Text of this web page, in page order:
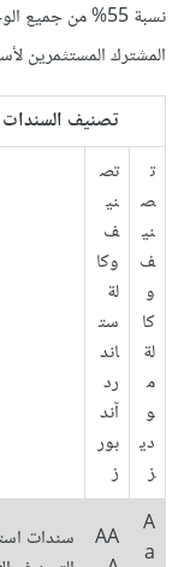
نسبة 55% من
المشترك المستثمرين
تصنيف السندات
ت
ص
ني
ف
و
كا
لة
م
و
دي
ز
تص
ني
ف
وكا
لة
ست
اند
رد
آند
بور
ز
A
a
AA
سندات